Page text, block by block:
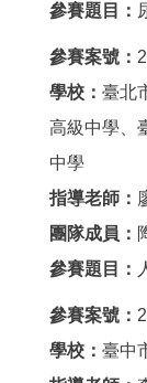
參賽題目：
參賽案號：
學校： 臺北
高級中學、
中學
指導老師：
團隊成員：
參賽題目：
參賽案號：
學校： 臺中